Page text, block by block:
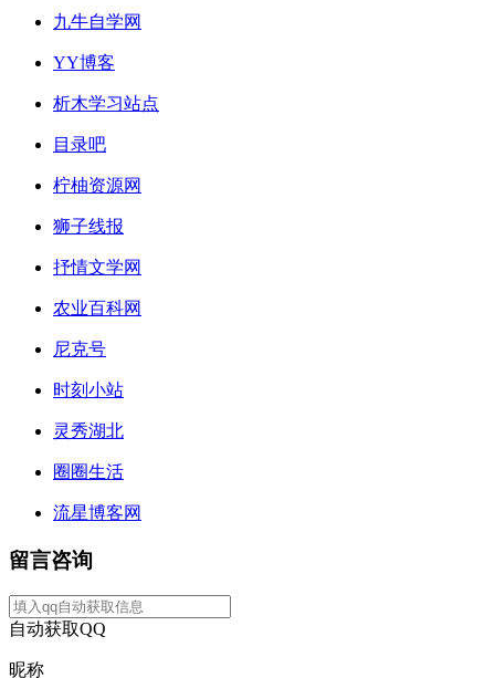
九牛自学网
YY博客
析木学习站点
目录吧
柠柚资源网
狮子线报
抒情文学网
农业百科网
尼克号
时刻小站
灵秀湖北
圈圈生活
流星博客网
留言咨询
自动获取QQ
昵称